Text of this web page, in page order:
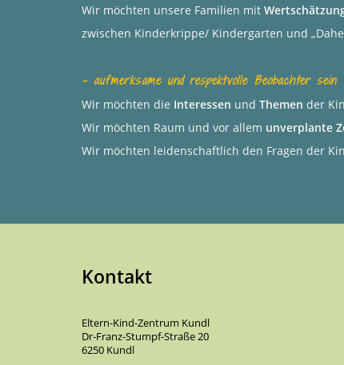
Wir möchten unsere Familien mit
zwischen Kinderkrippe/ Kindergarten und
- aufmerksame und respektvolle Beobachter sein
Wir möchten die Interessen und Themen der
Wir möchten Raum und vor allem unverplante
Wir möchten leidenschaftlich den Fragen der
Kontakt
Eltern-Kind-Zentrum Kundl
Dr-Franz-Stumpf-Straße 20
6250 Kundl